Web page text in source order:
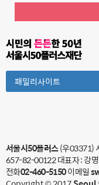
패밀리사이트Toggle
서울시50플러스(우03371)
657-82-00122대표자 : 강명
전화02-460-5150이메일